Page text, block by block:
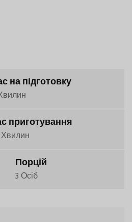
на підготовку
приготування
Порцій
3 Осіб